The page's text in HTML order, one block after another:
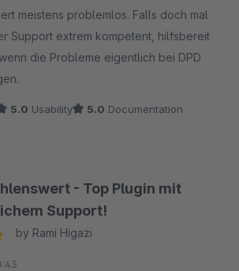
meistens problemlos. Falls doch mal
Support extrem kompetent, hilfsbereit
die Probleme eigentlich bei DPD
5.0 Usability 5.0 Documentation
- Top Plugin mit
Support!
by Rami Higazi